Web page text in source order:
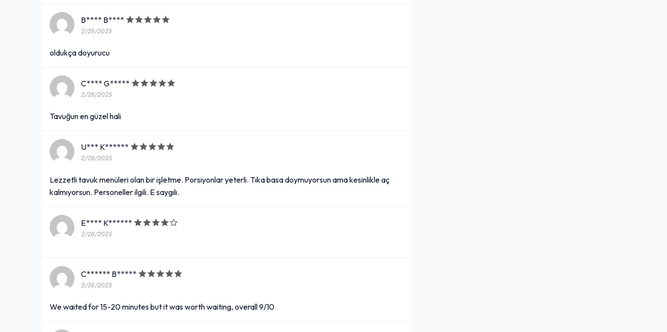
B**** B****
2/28/2025
oldukça doyurucu
C**** G*****
2/28/2025
Tavuğun en güzel hali
U*** K******
2/28/2025
Lezzetli tavuk menüleri olan bir işletme. Porsiyonlar yeterli. Tıka basa doymuyorsun ama kesinlikle aç
kalmıyorsun. Personeller ilgili. E saygılı.
E**** K******
2/28/2025
C****** B*****
2/28/2025
We waited for 15-20 minutes but it was worth waiting, overall 9/10